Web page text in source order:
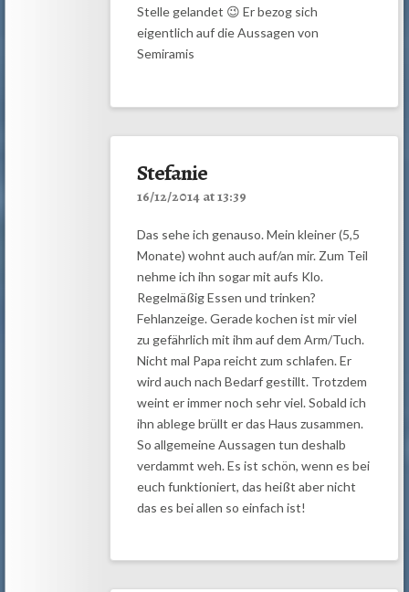
Stelle gelandet 😉 Er bezog sich
eigentlich auf die Aussagen von
Semiramis
Stefanie
16/12/2014 at 13:39
Das sehe ich genauso. Mein kleiner (5,5
Monate) wohnt auch auf/an mir. Zum Teil
nehme ich ihn sogar mit aufs Klo.
Regelmäßig Essen und trinken?
Fehlanzeige. Gerade kochen ist mir viel
zu gefährlich mit ihm auf dem Arm/Tuch.
Nicht mal Papa reicht zum schlafen. Er
wird auch nach Bedarf gestillt. Trotzdem
weint er immer noch sehr viel. Sobald ich
ihn ablege brüllt er das Haus zusammen.
So allgemeine Aussagen tun deshalb
verdammt weh. Es ist schön, wenn es bei
euch funktioniert, das heißt aber nicht
das es bei allen so einfach ist!